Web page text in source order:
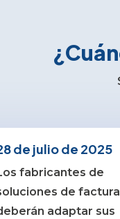
de julio de 2025
fabricantes de
de
adaptar sus